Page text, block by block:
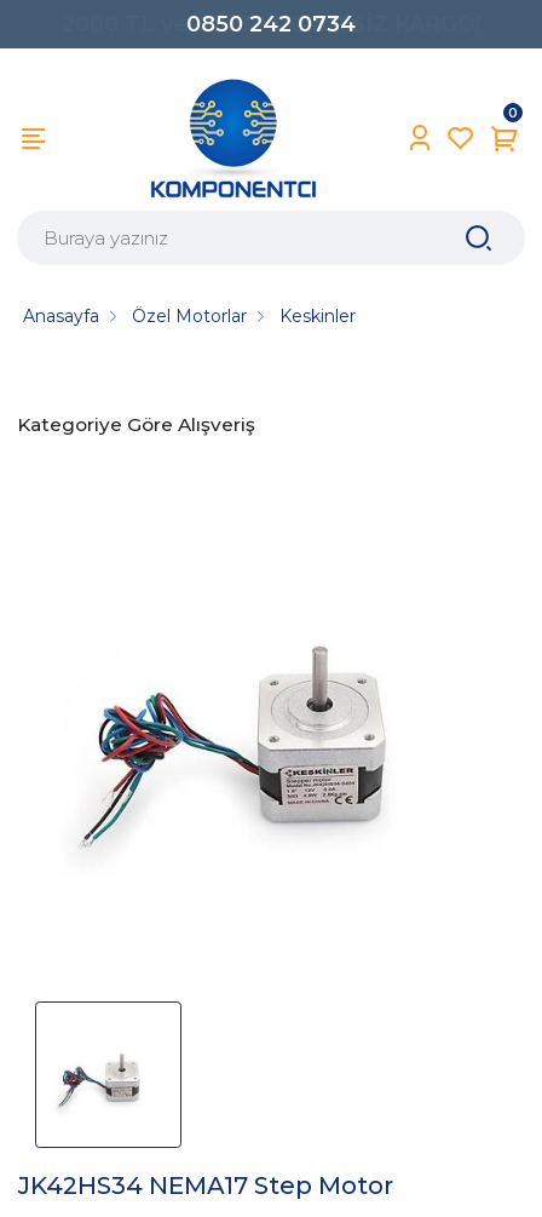
0850 242 0734
0
Anasayfa Özel Motorlar Keskinler
Kategoriye Göre Alışveriş
JK42HS34 NEMA17 Step Motor